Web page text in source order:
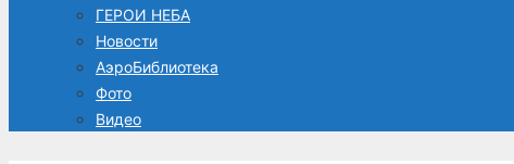
ГЕРОИ НЕБА
Новости
АэроБиблиотека
Фото
Видео